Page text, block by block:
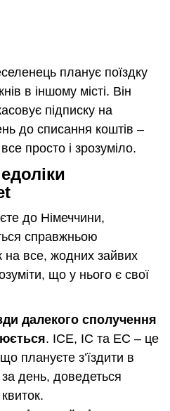
планує поїздку
в іншому місті. Він
підписку на
до списання коштів –
просто і зрозуміло.
до Німеччини,
справжньою
на все, жодних зайвих
що у нього є свої
далекого сполучення
. ICE, IC та EC – це
плануєте з’їздити в
день, доведеться